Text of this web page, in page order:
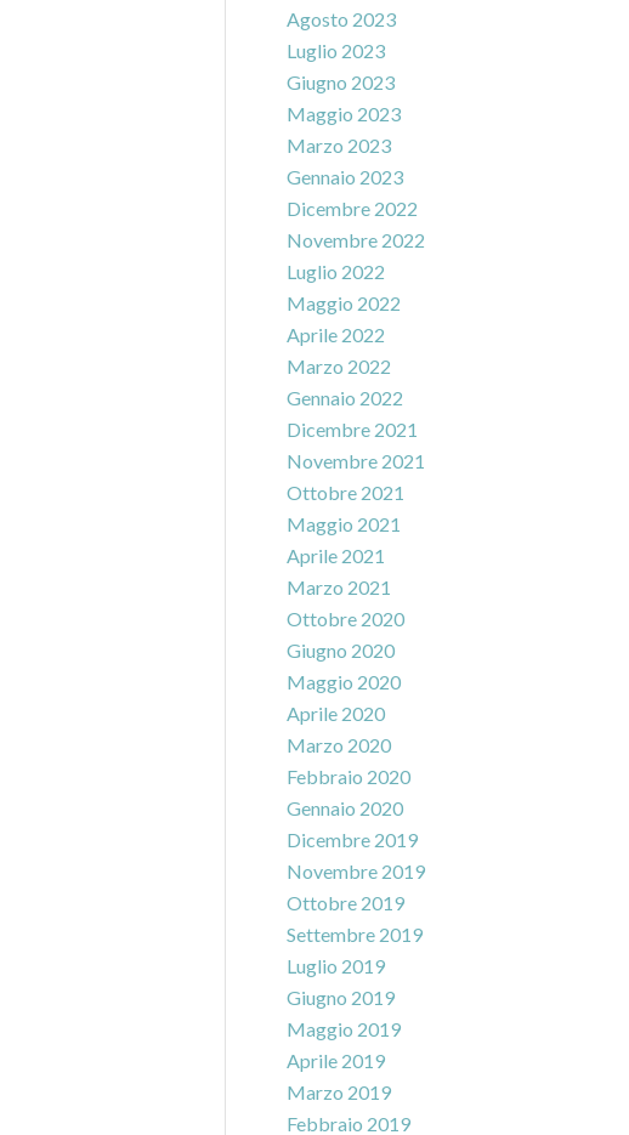
Agosto 2023
Luglio 2023
Giugno 2023
Maggio 2023
Marzo 2023
Gennaio 2023
Dicembre 2022
Novembre 2022
Luglio 2022
Maggio 2022
Aprile 2022
Marzo 2022
Gennaio 2022
Dicembre 2021
Novembre 2021
Ottobre 2021
Maggio 2021
Aprile 2021
Marzo 2021
Ottobre 2020
Giugno 2020
Maggio 2020
Aprile 2020
Marzo 2020
Febbraio 2020
Gennaio 2020
Dicembre 2019
Novembre 2019
Ottobre 2019
Settembre 2019
Luglio 2019
Giugno 2019
Maggio 2019
Aprile 2019
Marzo 2019
Febbraio 2019